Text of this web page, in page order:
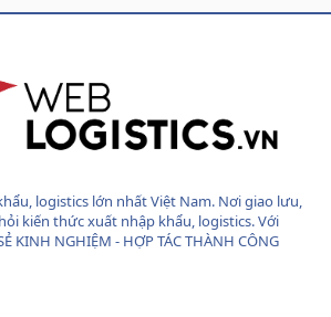
logistics lớn nhất Việt Nam. Nơi giao lưu,
kiến thức xuất nhập khẩu, logistics. Với
KINH NGHIỆM - HỢP TÁC THÀNH CÔNG